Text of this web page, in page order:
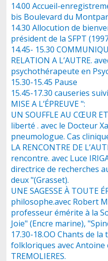
14.00 Accueil-
bis Boulevard du
14.30 Allocution de
président de la SFPT
14.45- 15.30
RELATION A L’AUTRE.
psychothérapeute en
15.30-15.45 Pause
15.45-17.30 causeries
MISE A L’ÉPREUVE ":
UN SOUFFLE AU CŒUR
liberté . avec le Docteur
pneumologue. Cas
LA RENCONTRE DE
rencontre. avec Luce
directrice de recherches
deux "(Grasset).
UNE SAGESSE À TOUTE
philosophe.avec Robert
professeur émérite à la
Joie" (Encre marine),
17.30-18.OO Chants de
folkloriques avec
TREMOLIERES.